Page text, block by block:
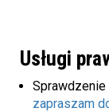
Usługi
Sprawdzenie
zapraszam